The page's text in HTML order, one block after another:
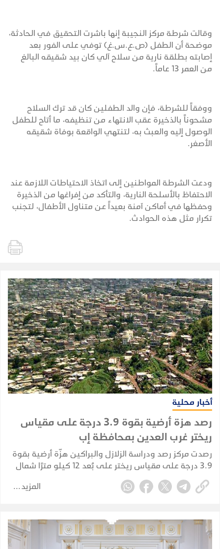
وقالت شرطة مركز النجيبة إنها باشرت التحقيق في الحادثة،
موضحة أن الطفل (ص.ع.س.غ) توفي على الفور بعد
إصابته بطلقة نارية من سلاح آلي كان بيد شقيقه البالغ
من العمر 13 عاماً.
ووفقاً للشرطة، فإن والد الطفلين كان قد ترك السلاح
مشحوناً بالذخيرة عقب الانتهاء من تنظيفه، ما أتاح للطفل
الوصول إليه والعبث به، لتنتهي الواقعة بوفاة شقيقه
الأصغر.
ودعت الشرطة المواطنين إلى اتخاذ الاحتياطات اللازمة عند
الاحتفاظ بالأسلحة النارية، والتأكد من إفراغها من الذخيرة
وحفظها في أماكن آمنة بعيداً عن متناول الأطفال، لتجنب
تكرار مثل هذه الحوادث.
أخبار محلية
رصد هزة أرضية بقوة 3.9 درجة على مقياس
ريختر غرب العدين بمحافظة إب
رصدت مركز رصد ودراسة الزلازل والبراكين هزّة أرضية بقوة
3.9 درجة على مقياس ريختر على بُعد 12 كيلو مترًا شمال
غرب العدين بمحافظة إب، وسط اليمن.
المزيد